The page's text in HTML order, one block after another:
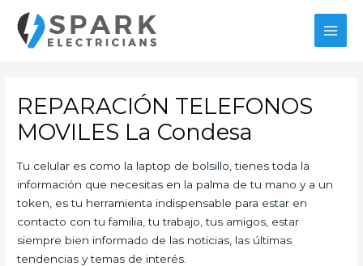
contenido
REPARACIÓN TELEFONOS
MOVILES La Condesa
Tu celular es como la laptop de bolsillo, tienes toda la
información que necesitas en la palma de tu mano y a un
token, es tu herramienta indispensable para estar en
contacto con tu familia, tu trabajo, tus amigos, estar
siempre bien informado de las noticias, las últimas
tendencias y temas de interés.